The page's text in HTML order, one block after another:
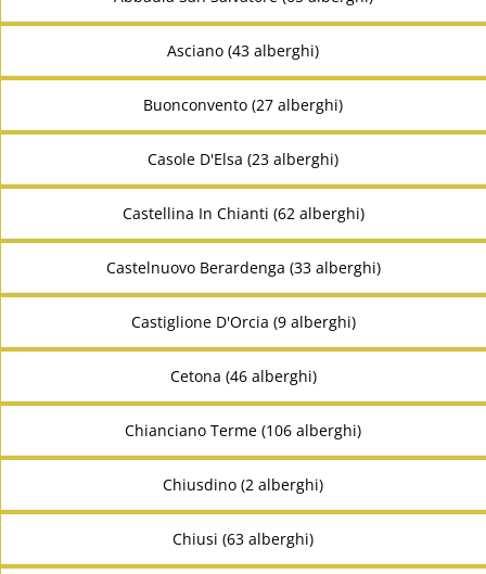
Asciano (43 alberghi)
Buonconvento (27 alberghi)
Casole D'Elsa (23 alberghi)
Castellina In Chianti (62 alberghi)
Castelnuovo Berardenga (33 alberghi)
Castiglione D'Orcia (9 alberghi)
Cetona (46 alberghi)
Chianciano Terme (106 alberghi)
Chiusdino (2 alberghi)
Chiusi (63 alberghi)